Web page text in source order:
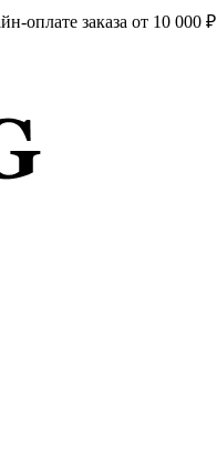
оплате заказа от 10 000 ₽